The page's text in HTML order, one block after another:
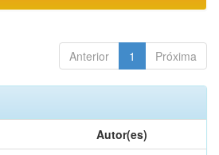
Anterior 1 Próxima
Autor(es)